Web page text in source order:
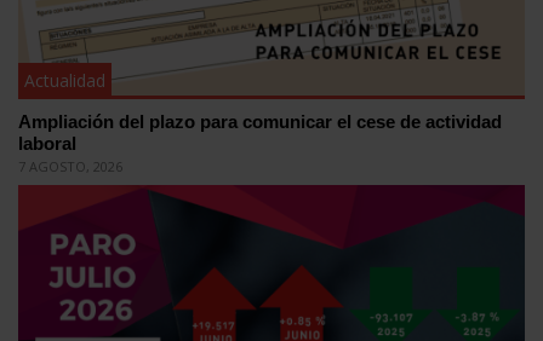
Actualidad
Ampliación del plazo para comunicar el cese de actividad
laboral
7 AGOSTO, 2026